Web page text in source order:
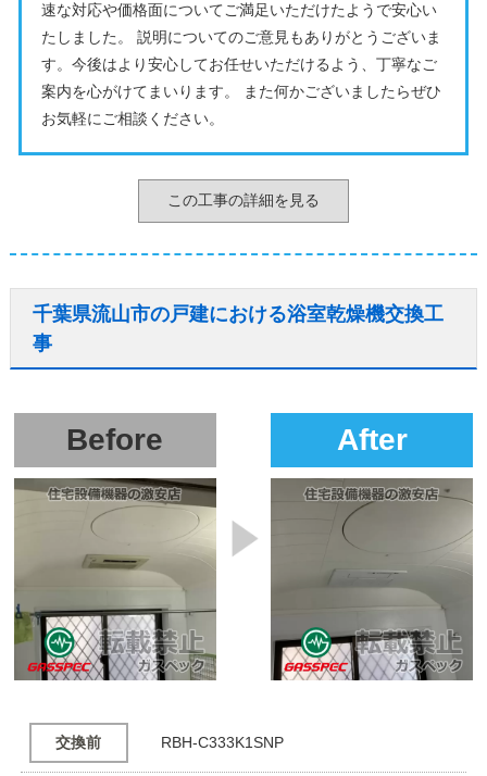
速な対応や価格面についてご満足いただけたようで安心い
たしました。 説明についてのご意見もありがとうございま
す。今後はより安心してお任せいただけるよう、丁寧なご
案内を心がけてまいります。 また何かございましたらぜひ
お気軽にご相談ください。
この工事の詳細を見る
千葉県流山市の戸建における浴室乾燥機交換工
事
Before After
交換前 RBH-C333K1SNP